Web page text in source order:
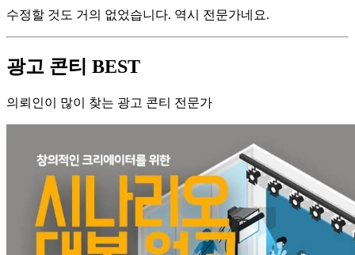
수정할 것도 거의 없었습니다. 역시 전문가네요.
광고 콘티 BEST
의뢰인이 많이 찾는 광고 콘티 전문가